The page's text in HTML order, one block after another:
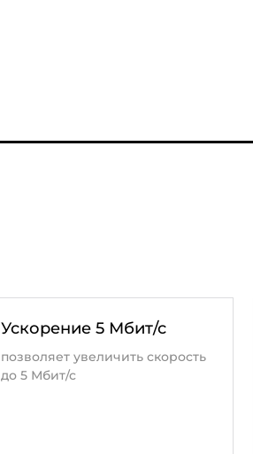
Ускорение 5 Мбит/с
позволяет увеличить скорость
до 5 Мбит/с